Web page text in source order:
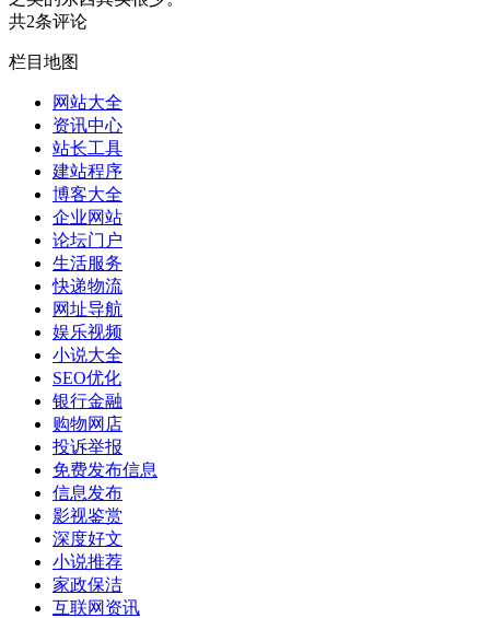
共2条评论
栏目地图
网站大全
资讯中心
站长工具
建站程序
博客大全
企业网站
论坛门户
生活服务
快递物流
网址导航
娱乐视频
小说大全
SEO优化
银行金融
购物网店
投诉举报
免费发布信息
信息发布
影视鉴赏
深度好文
小说推荐
家政保洁
互联网资讯